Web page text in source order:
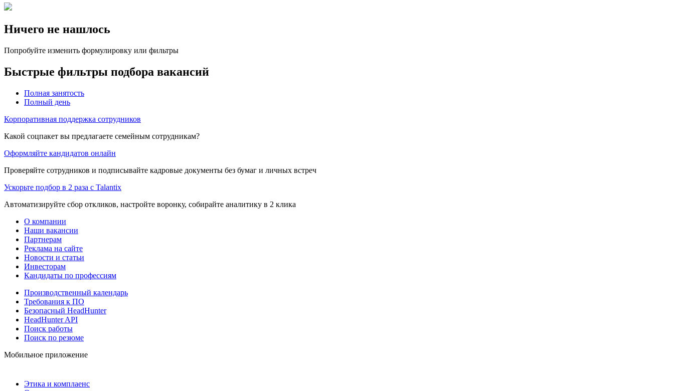
Ничего не нашлось
Попробуйте изменить формулировку или фильтры
Быстрые фильтры подбора вакансий
Полная занятость
Полный день
Корпоративная поддержка сотрудников
Какой соцпакет вы предлагаете семейным сотрудникам?
Оформляйте кандидатов онлайн
Проверяйте сотрудников и подписывайте кадровые документы без бумаг и личных встреч
Ускорьте подбор в 2 раза с Talantix
Автоматизируйте сбор откликов, настройте воронку, собирайте аналитику в 2 клика
О компании
Наши вакансии
Партнерам
Реклама на сайте
Новости и статьи
Инвесторам
Кандидаты по профессиям
Производственный календарь
Требования к ПО
Безопасный HeadHunter
HeadHunter API
Поиск работы
Поиск по резюме
Мобильное приложение
Этика и комплаенс